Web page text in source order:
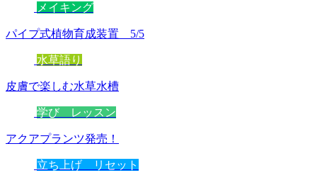
メイキング
パイプ式植物育成装置 5/5
水草語り
皮膚で楽しむ水草水槽
学び レッスン
アクアプランツ発売！
立ち上げ リセット